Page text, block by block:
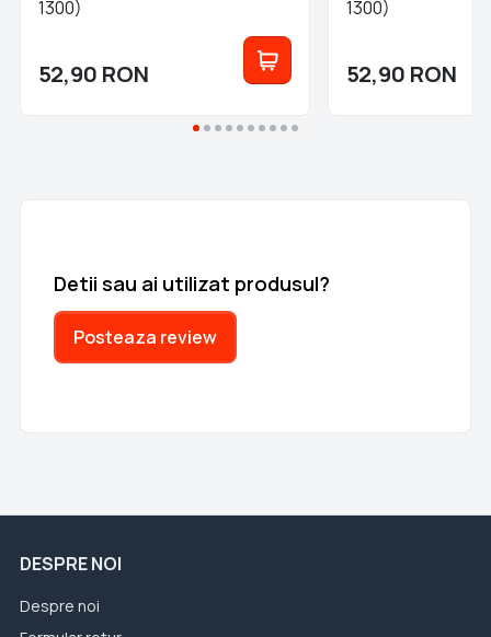
1300)
52,90 RON
1300)
52,90 RON
Detii sau ai utilizat produsul?
Posteaza review
DESPRE NOI
Despre noi